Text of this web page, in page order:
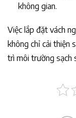
không gian.
Việc lắp đặt vách
không chỉ cải thiện
trì môi trường sạch